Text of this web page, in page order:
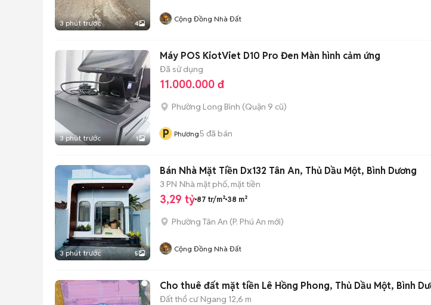
3 phút trước 4 Cộng Đồng Nhà Đất
3 phút trước 1
Máy POS KiotViet D10 Pro Đen Màn hình cảm ứng
Đã sử dụng
11.000.000 đ
Phường Long Bình (Quận 9 cũ)
P Phương5 đã bán
3 phút trước 5
Bán Nhà Mặt Tiền Dx132 Tân An, Thủ Dầu Một, Bình Dương
3 PN Nhà mặt phố, mặt tiền
3,29 tỷ 87 tr/m² 38 m²
Phường Tân An (P. Phú An mới)
Cộng Đồng Nhà Đất
Cho thuê đất mặt tiền Lê Hồng Phong, Thủ Dầu Một, Bình
Đất thổ cư Ngang 12,6 m